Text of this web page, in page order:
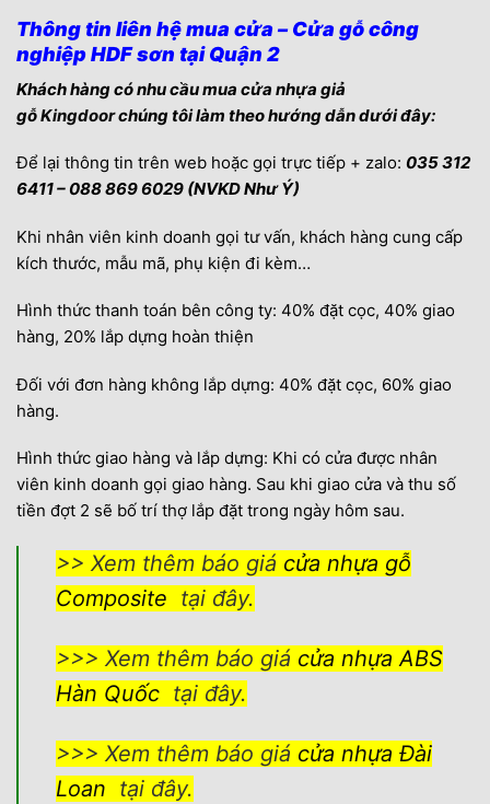
Thông tin liên hệ mua cửa – Cửa gỗ công
nghiệp HDF sơn tại Quận 2
Khách hàng có nhu cầu mua cửa nhựa giả
gỗKingdoorchúng tôi làm theo hướng dẫn dưới đây:
Để lại thông tin trên web hoặc gọi trực tiếp + zalo: 035 312
6411 – 088 869 6029 (NVKD Như Ý)
Khi nhân viên kinh doanh gọi tư vấn, khách hàng cung cấp
kích thước, mẫu mã, phụ kiện đi kèm…
Hình thức thanh toán bên công ty: 40% đặt cọc, 40% giao
hàng, 20% lắp dựng hoàn thiện
Đối với đơn hàng không lắp dựng: 40% đặt cọc, 60% giao
hàng.
Hình thức giao hàng và lắp dựng: Khi có cửa được nhân
viên kinh doanh gọi giao hàng. Sau khi giao cửa và thu số
tiền đợt 2 sẽ bố trí thợ lắp đặt trong ngày hôm sau.
>> Xem thêm báo giá cửa nhựa gỗ
Composite tại đây.
>>> Xem thêm báo giá cửa nhựa ABS
Hàn Quốc tại đây.
>>> Xem thêm báo giá cửa nhựa Đài
Loan tại đây.